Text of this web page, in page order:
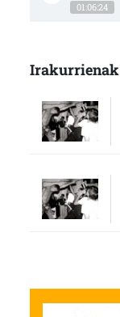
01:06:24
Irakurrienak